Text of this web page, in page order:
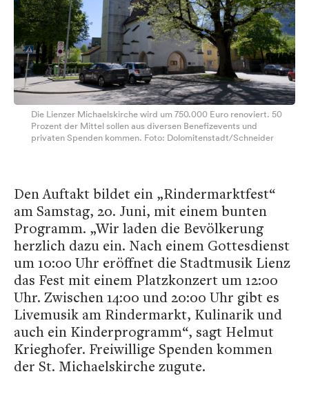
Die Lienzer Michaelskirche wird um 750.000 Euro renoviert. 50
Prozent der Mittel sollen aus diversen Benefizevents und
privaten Spenden kommen. Foto: Dolomitenstadt/Schneider
Den Auftakt bildet ein „Rindermarktfest“
am Samstag, 20. Juni, mit einem bunten
Programm. „Wir laden die Bevölkerung
herzlich dazu ein. Nach einem Gottesdienst
um 10:00 Uhr eröffnet die Stadtmusik Lienz
das Fest mit einem Platzkonzert um 12:00
Uhr. Zwischen 14:00 und 20:00 Uhr gibt es
Livemusik am Rindermarkt, Kulinarik und
auch ein Kinderprogramm“, sagt Helmut
Krieghofer. Freiwillige Spenden kommen
der St. Michaelskirche zugute.